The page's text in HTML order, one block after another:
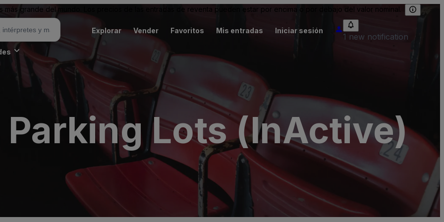
más grande del mundo. Los precios de las entradas de reventa pueden estar por encima o por debajo del valor nominal.
Explorar Vender Favoritos Mis entradas Iniciar sesión
1 new notification
Parking Lots (InActive)